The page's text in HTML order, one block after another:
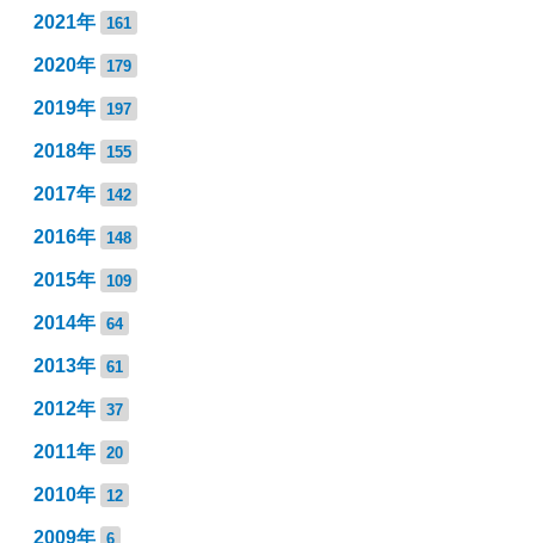
2021年 161
2020年 179
2019年 197
2018年 155
2017年 142
2016年 148
2015年 109
2014年 64
2013年 61
2012年 37
2011年 20
2010年 12
2009年 6